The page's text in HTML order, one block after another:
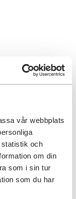
vår webbplats
och
om din
som i sin tur
som du har
ett nytt arrendeavtal
STF kommer att
för fjällvandrare
minska
en stugplats. Det
bidra till en hållbar
göra